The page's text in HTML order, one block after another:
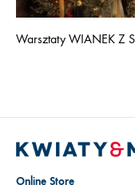
Warsztaty WIANEK Z
Online Store